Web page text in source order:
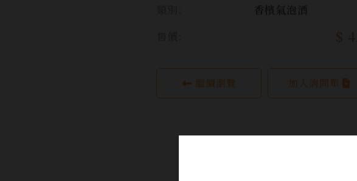
繼續瀏覽 加入詢問單